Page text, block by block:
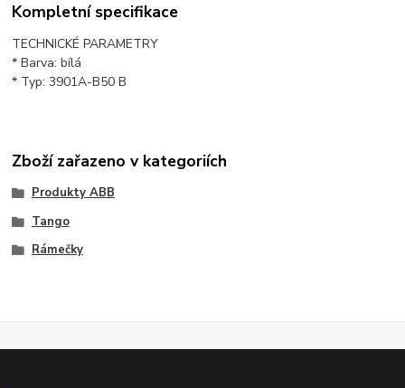
Kompletní specifikace
TECHNICKÉ PARAMETRY
* Barva: bílá
* Typ: 3901A-B50 B
Zboží zařazeno v kategoriích
Produkty ABB
Tango
Rámečky